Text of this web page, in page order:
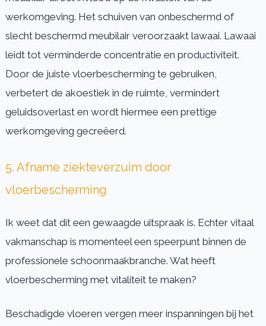
werkomgeving. Het schuiven van onbeschermd of
slecht beschermd meubilair veroorzaakt lawaai. Lawaai
leidt tot verminderde concentratie en productiviteit.
Door de juiste vloerbescherming te gebruiken,
verbetert de akoestiek in de ruimte, vermindert
geluidsoverlast en wordt hiermee een prettige
werkomgeving gecreëerd.
5. Afname ziekteverzuim door
vloerbescherming
Ik weet dat dit een gewaagde uitspraak is. Echter vitaal
vakmanschap is momenteel een speerpunt binnen de
professionele schoonmaakbranche. Wat heeft
vloerbescherming met vitaliteit te maken?
Beschadigde vloeren vergen meer inspanningen bij het